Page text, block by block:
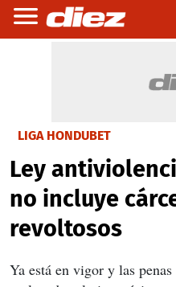
LIGA HONDUBET
Ley
no incluye
revoltosos
Ya está en vigor y las